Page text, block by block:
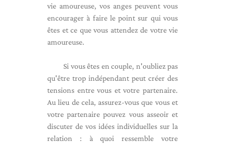
vie amoureuse, vos anges peuvent vous
encourager à faire le point sur qui vous
êtes et ce que vous attendez de votre vie
amoureuse.
Si vous êtes en couple, n'oubliez pas
qu'être trop indépendant peut créer des
tensions entre vous et votre partenaire.
Au lieu de cela, assurez-vous que vous et
votre partenaire pouvez vous asseoir et
discuter de vos idées individuelles sur la
relation : à quoi ressemble votre